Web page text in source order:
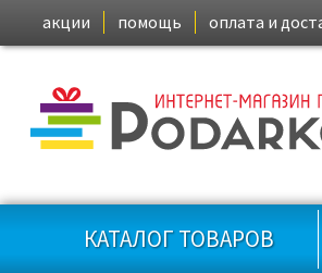
акции помощь оплата и
КАТАЛОГ ТОВАРОВ